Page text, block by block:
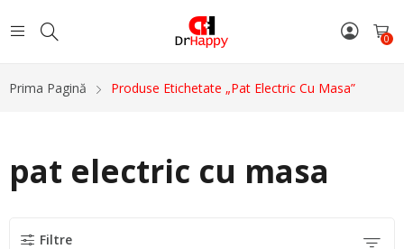
0
Prima Pagină Produse Etichetate „pat Electric Cu Masa”
pat electric cu masa
Filtre